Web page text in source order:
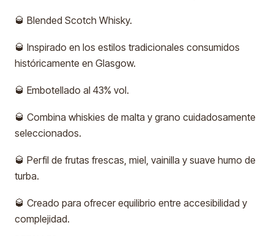
🥃 Blended Scotch Whisky.
🥃 Inspirado en los estilos tradicionales consumidos
históricamente en Glasgow.
🥃 Embotellado al 43% vol.
🥃 Combina whiskies de malta y grano cuidadosamente
seleccionados.
🥃 Perfil de frutas frescas, miel, vainilla y suave humo de
turba.
🥃 Creado para ofrecer equilibrio entre accesibilidad y
complejidad.